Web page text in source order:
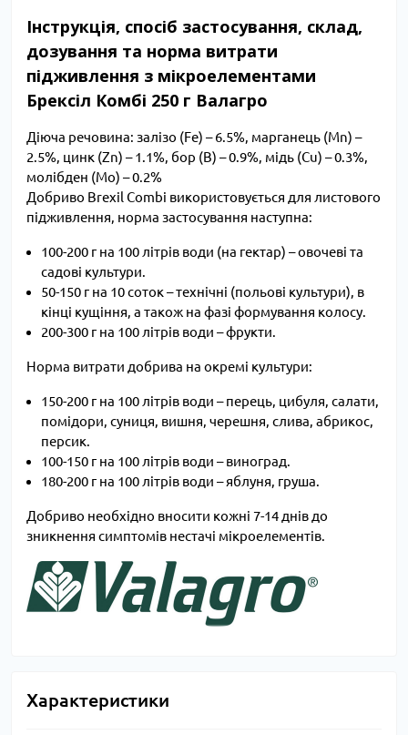
Інструкція, спосіб застосування, склад,
дозування та норма витрати
підживлення з мікроелементами
Брексіл Комбі 250 г Валагро
Діюча речовина: залізо (Fe) – 6.5%, марганець (Mn) –
2.5%, цинк (Zn) – 1.1%, бор (B) – 0.9%, мідь (Cu) – 0.3%,
молібден (Mo) – 0.2%
Добриво Brexil Combi використовується для листового
підживлення, норма застосування наступна:
100-200 г на 100 літрів води (на гектар) – овочеві та
садові культури.
50-150 г на 10 соток – технічні (польові культури), в
кінці кущіння, а також на фазі формування колосу.
200-300 г на 100 літрів води – фрукти.
Норма витрати добрива на окремі культури:
150-200 г на 100 літрів води – перець, цибуля, салати,
помідори, суниця, вишня, черешня, слива, абрикос,
персик.
100-150 г на 100 літрів води – виноград.
180-200 г на 100 літрів води – яблуня, груша.
Добриво необхідно вносити кожні 7-14 днів до
зникнення симптомів нестачі мікроелементів.
Характеристики